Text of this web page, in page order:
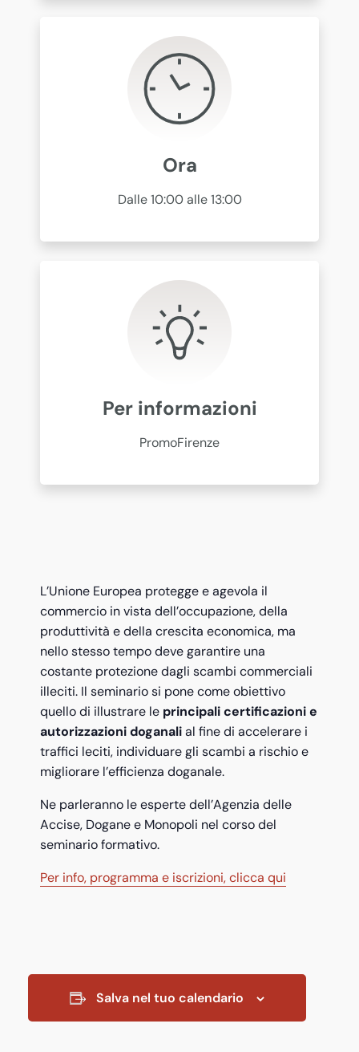
Ora
Dalle 10:00 alle 13:00
Per informazioni
PromoFirenze
L’Unione Europea protegge e agevola il
commercio in vista dell’occupazione, della
produttività e della crescita economica, ma
nello stesso tempo deve garantire una
costante protezione dagli scambi commerciali
illeciti. Il seminario si pone come obiettivo
quello di illustrare le principali certificazioni e
autorizzazioni doganalial fine di accelerare i
traffici leciti, individuare gli scambi a rischio e
migliorare l’efficienza doganale.
Ne parleranno le esperte dell’Agenzia delle
Accise, Dogane e Monopoli nel corso del
seminario formativo.
Per info, programma e iscrizioni, clicca qui
Salva nel tuo calendario